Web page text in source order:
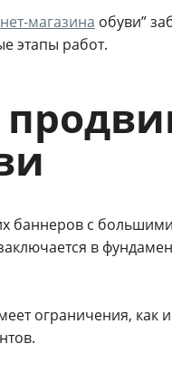
магазина обуви”
этапы работ.
баннеров с большими
в
ограничения,